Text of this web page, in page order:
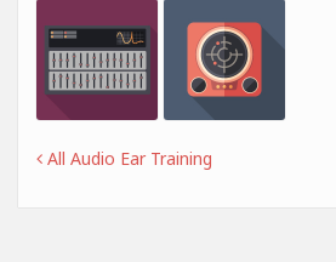
All Audio Ear Training